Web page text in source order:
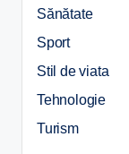
Sănătate
Sport
Stil de viata
Tehnologie
Turism